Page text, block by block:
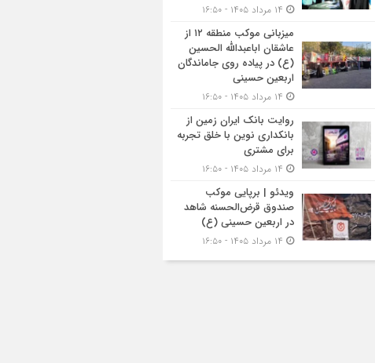
میزبانی موکب منطقه ۱۲ از
عاشقان اباعبدالله الحسین
(ع) در پیاده روی جاماندگان
اربعین حسینی
روایت بانک ایران زمین از
بانکداری نوین با خلق تجربه
برای مشتری
ویدئو | برپایی موکب
صندوق قرض‌الحسنه شاهد
در اربعین حسینی (ع)